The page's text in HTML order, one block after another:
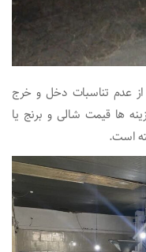
عدم تناسبات دخل و خرج
ها قیمت شالی و برنج یا
است.